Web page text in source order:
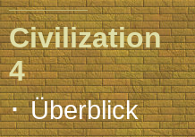
Civilization
4
·Überblick